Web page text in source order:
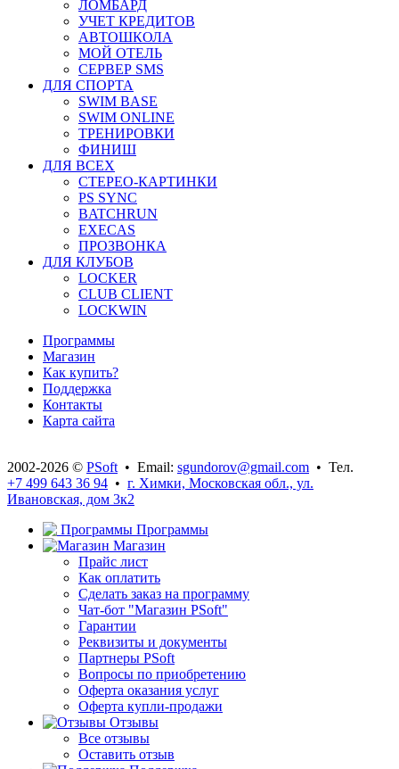
ЛОМБАРД
УЧЕТ КРЕДИТОВ
АВТОШКОЛА
МОЙ ОТЕЛЬ
СЕРВЕР SMS
ДЛЯ СПОРТА
SWIM BASE
SWIM ONLINE
ТРЕНИРОВКИ
ФИНИШ
ДЛЯ ВСЕХ
СТЕРЕО-КАРТИНКИ
PS SYNC
BATCHRUN
EXECAS
ПРОЗВОНКА
ДЛЯ КЛУБОВ
LOCKER
CLUB CLIENT
LOCKWIN
Программы
Магазин
Как купить?
Поддержка
Контакты
Карта сайта
2002-2026 © PSoft • Email: sgundorov@gmail.com • Тел.
+7 499 643 36 94 • г. Химки, Московская обл., ул.
Ивановская, дом 3к2
Программы
Магазин
Прайс лист
Как оплатить
Сделать заказ на программу
Чат-бот "Магазин PSoft"
Гарантии
Реквизиты и документы
Партнеры PSoft
Вопросы по приобретению
Оферта оказания услуг
Оферта купли-продажи
Отзывы
Все отзывы
Оставить отзыв